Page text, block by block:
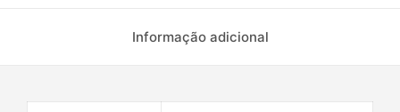
Informação adicional